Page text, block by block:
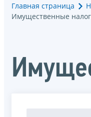
Главная страница
Имущественные